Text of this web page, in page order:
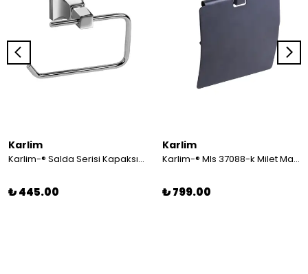
Karlim
Karlim-® Salda Serisi Kapaksız Tuvalet Kağıtlık
₺ 445.00
Karlim
Karlim-® Mls 37088-k Milet Mat Siyah Geniş Kapaklı Tuvalet Kağıtlık 12 Cm
₺ 799.00